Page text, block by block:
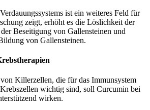
ist ein weiteres Feld für
zeigt, erhöht es die Löslichkeit der
Beseitigung von Gallensteinen und
von Gallensteinen.
Killerzellen, die für das Immunsystem
wichtig sind, soll Curcumin bei
wirken.